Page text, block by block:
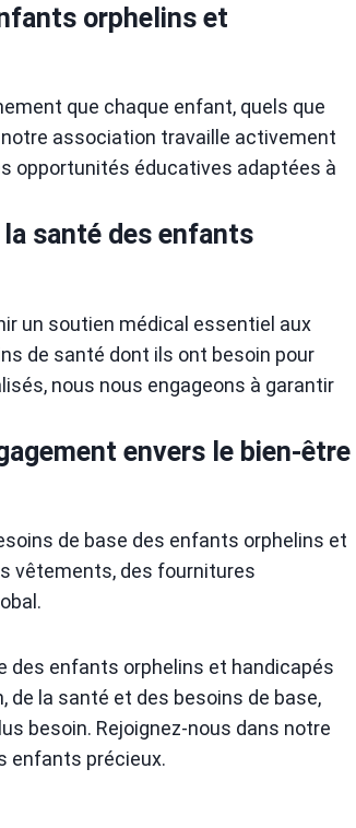
orphelins et
que chaque enfant, quels que
notre association travaille activement
opportunités éducatives adaptées à
santé des enfants
un soutien médical essentiel aux
de santé dont ils ont besoin pour
nous nous engageons à garantir
envers le bien-être
de base des enfants orphelins et
vêtements, des fournitures
des enfants orphelins et handicapés
de la santé et des besoins de base,
besoin. Rejoignez-nous dans notre
enfants précieux.